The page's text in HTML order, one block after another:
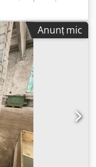
totală:6.600
aer comprimat:
de apă:
l/min
STRUCTURĂ:
DEBIT
DE
108 FILTRE L. 2500
POLIESTER
NR. 06 PANOURI
MATERIAL: MELC –
MAȘINĂ
Anunț mic